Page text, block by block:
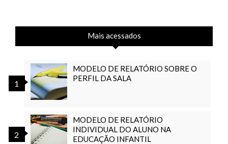
Mais acessados
MODELO DE RELATÓRIO SOBRE O
PERFIL DA SALA
MODELO DE RELATÓRIO
INDIVIDUAL DO ALUNO NA
EDUCAÇÃO INFANTIL